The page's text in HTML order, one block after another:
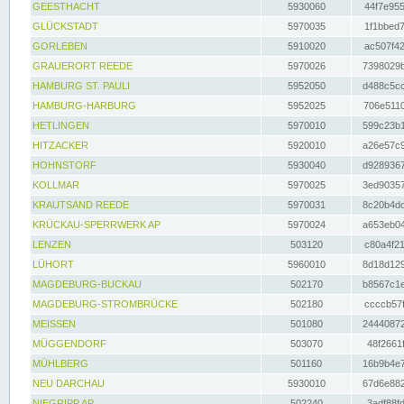
GEESTHACHT 5930060
GLÜCKSTADT
5970035
GORLEBEN
5910020
GRAUERORT REEDE
5970026
HAMBURG ST. PAULI
5952050
HAMBURG-HARBURG
5952025
HETLINGEN
5970010
HITZACKER
5920010
HOHNSTORF
5930040
KOLLMAR
5970025
KRAUTSAND REEDE
5970031
KRÜCKAU-SPERRWERK AP
5970024
LENZEN
503120
LÜHORT
5960010
MAGDEBURG-BUCKAU
502170
MAGDEBURG-STROMBRÜCKE
502180
MEISSEN
501080
MÜGGENDORF
503070
MÜHLBERG
501160
NEU DARCHAU
5930010